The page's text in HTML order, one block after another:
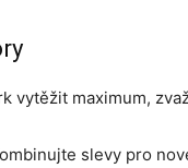
vytěžit maximum,
slevy pro